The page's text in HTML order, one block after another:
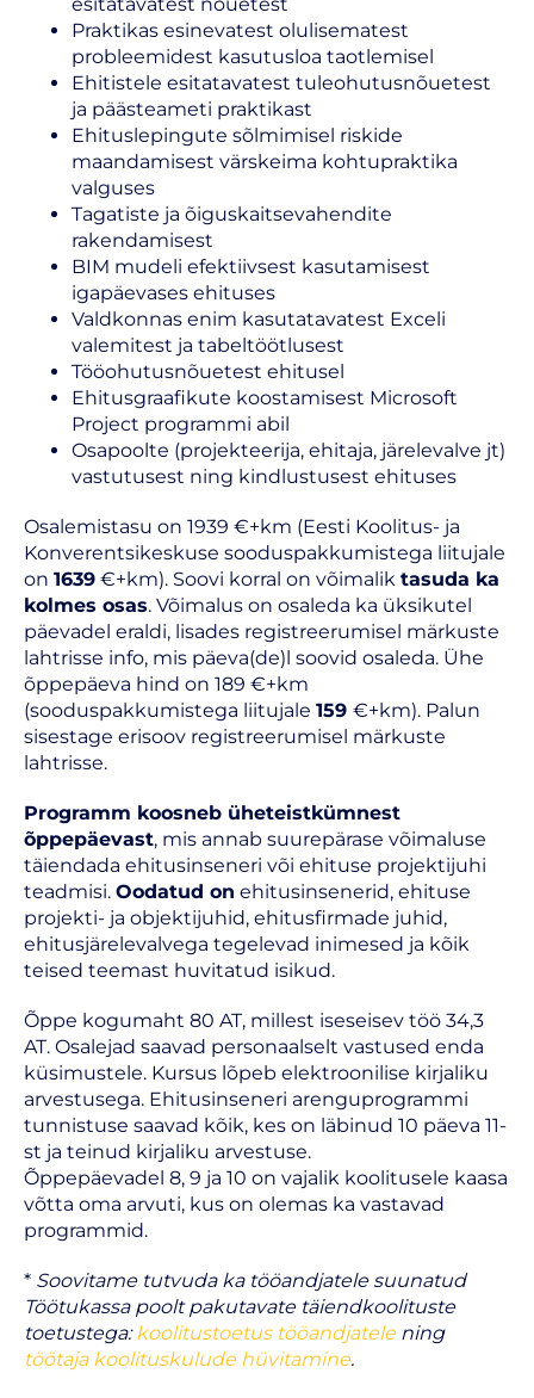
Praktikas esinevatest olulisematest
probleemidest kasutusloa taotlemisel
Ehitistele esitatavatest tuleohutusnõuetest
ja päästeameti praktikast
Ehituslepingute sõlmimisel riskide
maandamisest värskeima kohtupraktika
valguses
Tagatiste ja õiguskaitsevahendite
rakendamisest
BIM mudeli efektiivsest kasutamisest
igapäevases ehituses
Valdkonnas enim kasutatavatest Exceli
valemitest ja tabeltöötlusest
Tööohutusnõuetest ehitusel
Ehitusgraafikute koostamisest Microsoft
Project programmi abil
Osapoolte (projekteerija, ehitaja, järelevalve jt)
vastutusest ning kindlustusest ehituses
Osalemistasu on 1939 €+km (Eesti Koolitus- ja
Konverentsikeskuse sooduspakkumistega liitujale
on 1639 €+km). Soovi korral on võimalik tasuda ka
kolmes osas. Võimalus on osaleda ka üksikutel
päevadel eraldi, lisades registreerumisel märkuste
lahtrisse info, mis päeva(de)l soovid osaleda. Ühe
õppepäeva hind on 189 €+km
(sooduspakkumistega liitujale 159 €+km). Palun
sisestage erisoov registreerumisel märkuste
lahtrisse.
Programm koosneb üheteistkümnest
õppepäevast, mis annab suurepärase võimaluse
täiendada ehitusinseneri või ehituse projektijuhi
teadmisi. Oodatud on ehitusinsenerid, ehituse
projekti- ja objektijuhid, ehitusfirmade juhid,
ehitusjärelevalvega tegelevad inimesed ja kõik
teised teemast huvitatud isikud.
Õppe kogumaht 80 AT, millest iseseisev töö 34,3
AT. Osalejad saavad personaalselt vastused enda
küsimustele. Kursus lõpeb elektroonilise kirjaliku
arvestusega. Ehitusinseneri arenguprogrammi
tunnistuse saavad kõik, kes on läbinud 10 päeva 11-
st ja teinud kirjaliku arvestuse.
Õppepäevadel 8, 9 ja 10 on vajalik koolitusele kaasa
võtta oma arvuti, kus on olemas ka vastavad
programmid.
* Soovitame tutvuda ka tööandjatele suunatud
Töötukassa poolt pakutavate täiendkoolituste
toetustega:koolitustoetus tööandjatele ning
töötaja koolituskulude hüvitamine.